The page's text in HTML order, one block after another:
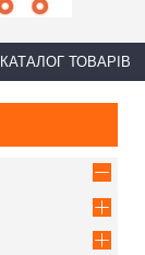
КАТАЛОГ ТОВАРІВ